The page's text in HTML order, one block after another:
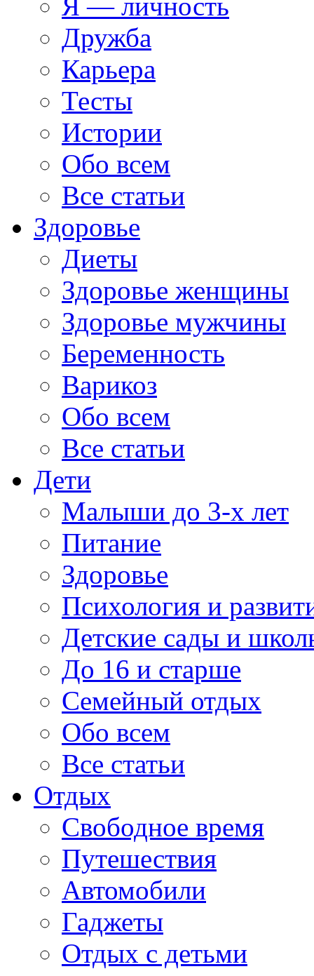
Дружба
Карьера
Тесты
Истории
Обо всем
Все статьи
Здоровье
Диеты
Здоровье женщины
Здоровье мужчины
Беременность
Варикоз
Обо всем
Все статьи
Дети
Малыши до 3-х лет
Питание
Здоровье
Психология и
Детские сады и
До 16 и старше
Семейный отдых
Обо всем
Все статьи
Отдых
Свободное время
Путешествия
Автомобили
Гаджеты
Отдых с детьми